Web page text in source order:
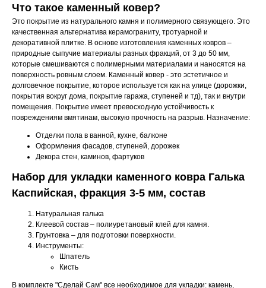
Что такое каменный ковер?
Это покрытие из натурального камня и полимерного связующего. Это
качественная альтернатива керамограниту, тротуарной и
декоративной плитке. В основе изготовления каменных ковров –
природные сыпучие материалы разных фракций, от 3 до 50 мм,
которые смешиваются с полимерными материалами и наносятся на
поверхность ровным слоем. Каменный ковер - это эстетичное и
долговечное покрытие, которое используется как на улице (дорожки,
покрытия вокруг дома, покрытие гаража, ступеней и тд), так и внутри
помещения. Покрытие имеет превосходную устойчивость к
повреждениям вмятинам, высокую прочность на разрыв. Назначение:
Отделки пола в ванной, кухне, балконе
Оформления фасадов, ступеней, дорожек
Декора стен, каминов, фартуков
Набор для укладки каменного ковра Галька
Каспийская, фракция 3-5 мм, состав
Натуральная галька
Клеевой состав – полиуретановый клей для камня.
Грунтовка – для подготовки поверхности.
Инструменты:
Шпатель
Кисть
В комплекте "Сделай Сам" все необходимое для укладки: камень,